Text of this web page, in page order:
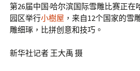
第26届中国·哈尔滨国际雪雕比赛正
园区举行小樹屋 ，来自12个国家的雪
雕细琢，比拼创意和技巧。
新华社记者 王大禹 摄